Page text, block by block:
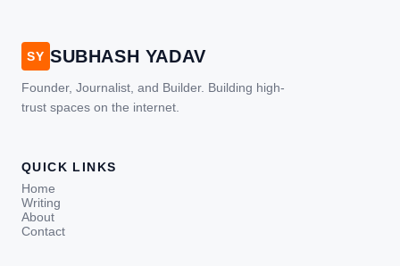
SY SUBHASH YADAV
Founder, Journalist, and Builder. Building high-
trust spaces on the internet.
QUICK LINKS
Home
Writing
About
Contact